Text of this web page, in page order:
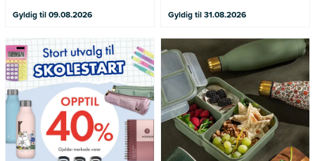
Gyldig til 09.08.2026 Gyldig til 31.08.2026
Gjelder merkede varer
Gjelder ikke allerede nedsatte
varer